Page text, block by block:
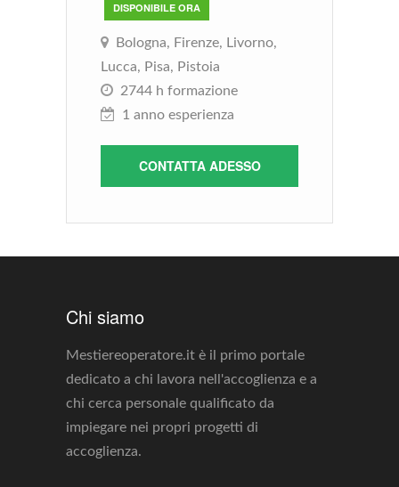
DISPONIBILE ORA
Bologna, Firenze, Livorno,
Lucca, Pisa, Pistoia
2744 h formazione
1 anno esperienza
CONTATTA ADESSO
Chi siamo
Mestiereoperatore.it è il primo portale
dedicato a chi lavora nell'accoglienza e a
chi cerca personale qualificato da
impiegare nei propri progetti di
accoglienza.